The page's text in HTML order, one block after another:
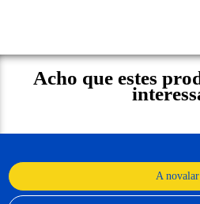
Acho que estes
A novalar